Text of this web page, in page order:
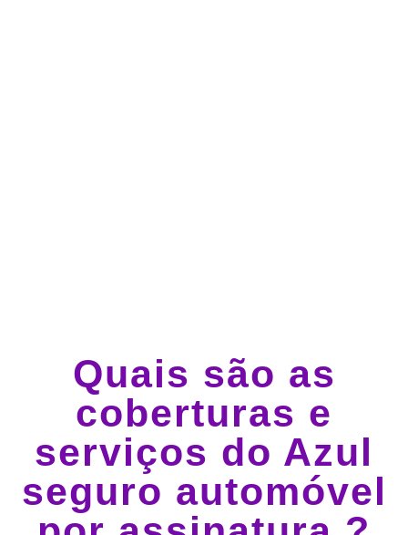
Quais são as
coberturas e
serviços do Azul
seguro automóvel